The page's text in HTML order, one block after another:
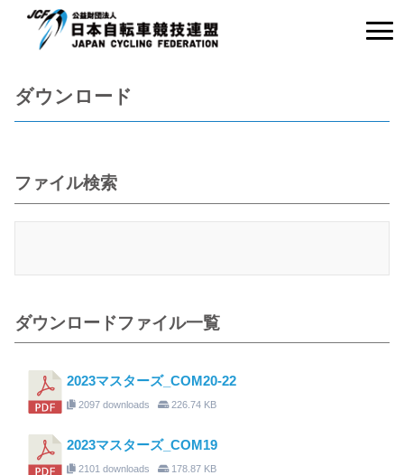
ダウンロード
ファイル検索
ダウンロードファイル一覧
2023マスターズ_COM20-22
2097 downloads 226.74 KB
2023マスターズ_COM19
2101 downloads 178.87 KB